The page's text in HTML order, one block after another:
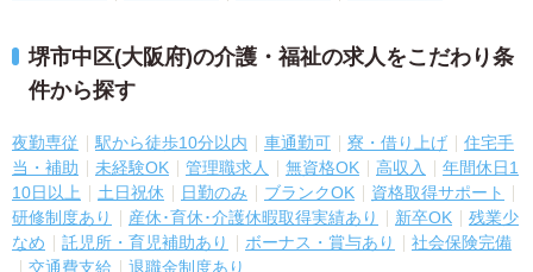
堺市中区(大阪府)の介護・福祉の求人をこだわり条
件から探す
夜勤専従 駅から徒歩10分以内 車通勤可 寮・借り上げ
住宅手
当・補助
未経験OK 管理職求人 無資格OK 高収入
年間休日1
10日以上
土日祝休 日勤のみ ブランクOK
資格取得サポート
研修制度あり
産休･育休･介護休暇取得実績あり 新卒OK
残業少
なめ
託児所・育児補助あり ボーナス・賞与あり
社会保険完備
交通費支給
退職金制度あり